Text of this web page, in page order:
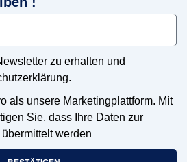
zu erhalten und
als unsere Marketingplattform. Mit
Sie, dass Ihre Daten zur
werden